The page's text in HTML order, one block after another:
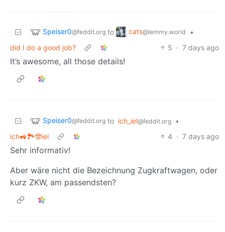
Speiser0@feddit.org to cats@lemmy.world
•
did I do a good job?
5 · 7 days ago
It’s awesome, all those details!
Speiser0@feddit.org to ich_iel@feddit.org
•
ich🚜🏞️🤓iel
4 · 7 days ago
Sehr informativ!
Aber wäre nicht die Bezeichnung Zugkraftwagen, oder
kurz ZKW, am passendsten?